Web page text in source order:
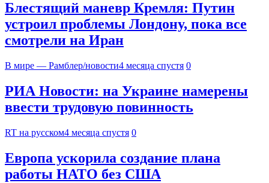
Блестящий маневр Кремля: Путин
устроил проблемы Лондону, пока все
смотрели на Иран
В мире — Рамблер/новости4 месяца спустя 0
РИА Новости: на Украине намерены
ввести трудовую повинность
RT на русском4 месяца спустя 0
Европа ускорила создание плана
работы НАТО без США